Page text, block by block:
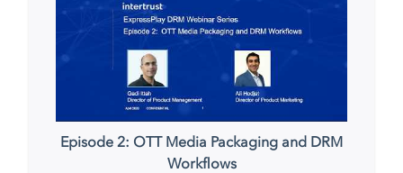
Now playing
Episode 2: OTT Media Packaging and DRM
Workflows